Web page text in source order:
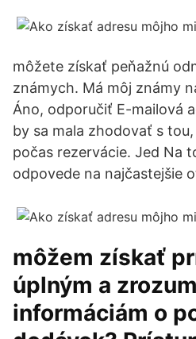
môžete získať peňažnú
známych. Má môj známy
Áno, odporučiť E-mailová
by sa mala zhodovať s
počas rezervácie. Jed Na
odpovede na najčastejšie
môžem získať
úplným a
informáciám o